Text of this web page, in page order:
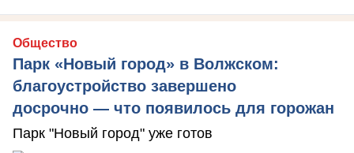
Общество
Парк «Новый город» в Волжском:
благоустройство завершено
досрочно — что появилось для горожан
Парк "Новый город" уже готов